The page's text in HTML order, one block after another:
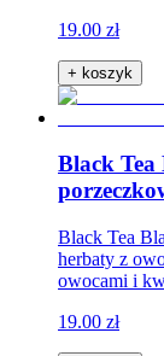
19.00 zł
+ koszyk
Black
Black Tea
herbaty z
owocami i
19.00 zł